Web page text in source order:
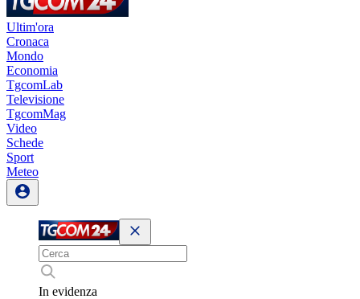
Ultim'ora
Cronaca
Mondo
Economia
TgcomLab
Televisione
TgcomMag
Video
Schede
Sport
Meteo
In evidenza